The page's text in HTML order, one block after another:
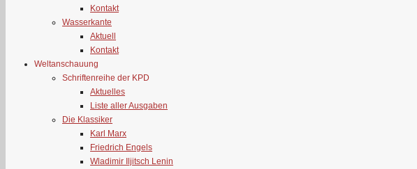
Kontakt
Wasserkante
Aktuell
Kontakt
Weltanschauung
Schriftenreihe der KPD
Aktuelles
Liste aller Ausgaben
Die Klassiker
Karl Marx
Friedrich Engels
Wladimir Iljitsch Lenin